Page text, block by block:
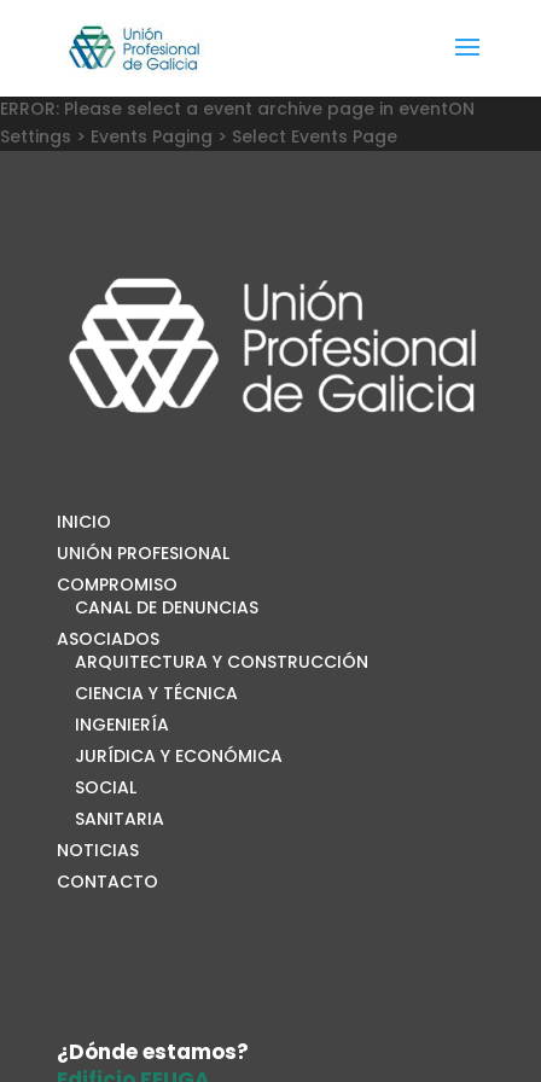
ERROR: Please select a event archive page in eventON
Settings > Events Paging > Select Events Page
INICIO
UNIÓN PROFESIONAL
COMPROMISO
CANAL DE DENUNCIAS
ASOCIADOS
ARQUITECTURA Y CONSTRUCCIÓN
CIENCIA Y TÉCNICA
INGENIERÍA
JURÍDICA Y ECONÓMICA
SOCIAL
SANITARIA
NOTICIAS
CONTACTO
¿Dónde estamos?